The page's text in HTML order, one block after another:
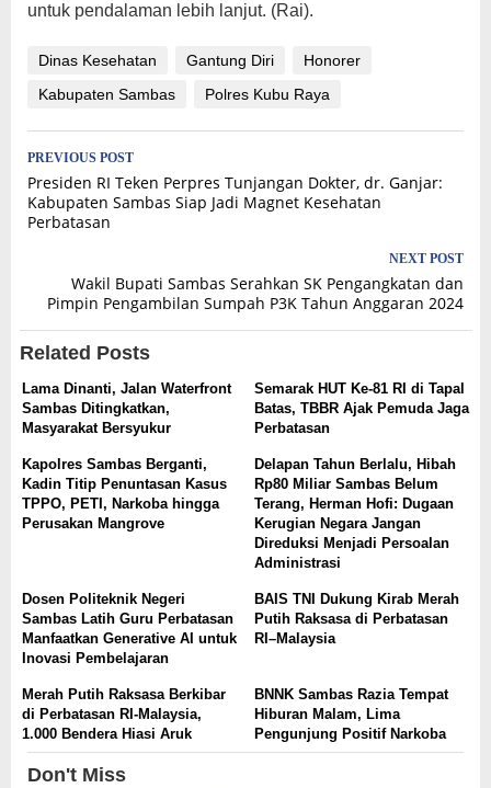
untuk pendalaman lebih lanjut. (Rai).
Dinas Kesehatan Gantung Diri
Honorer
Kabupaten Sambas
Polres Kubu Raya
Post
navigation
PREVIOUS POST
Presiden RI Teken Perpres Tunjangan Dokter, dr. Ganjar:
Kabupaten Sambas Siap Jadi Magnet Kesehatan
Perbatasan
NEXT POST
Wakil Bupati Sambas Serahkan SK Pengangkatan dan
Pimpin Pengambilan Sumpah P3K Tahun Anggaran 2024
Related Posts
Lama Dinanti, Jalan Waterfront
Sambas Ditingkatkan,
Masyarakat Bersyukur
Semarak HUT Ke-81 RI di Tapal
Batas, TBBR Ajak Pemuda Jaga
Perbatasan
Kapolres Sambas Berganti,
Kadin Titip Penuntasan Kasus
TPPO, PETI, Narkoba hingga
Perusakan Mangrove
Delapan Tahun Berlalu, Hibah
Rp80 Miliar Sambas Belum
Terang, Herman Hofi: Dugaan
Kerugian Negara Jangan
Direduksi Menjadi Persoalan
Administrasi
Dosen Politeknik Negeri
Sambas Latih Guru Perbatasan
Manfaatkan Generative AI untuk
Inovasi Pembelajaran
BAIS TNI Dukung Kirab Merah
Putih Raksasa di Perbatasan
RI–Malaysia
Merah Putih Raksasa Berkibar
di Perbatasan RI-Malaysia,
1.000 Bendera Hiasi Aruk
BNNK Sambas Razia Tempat
Hiburan Malam, Lima
Pengunjung Positif Narkoba
Don't Miss